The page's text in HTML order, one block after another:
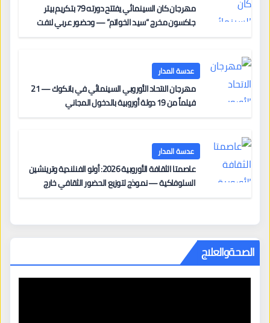
مهرجان كان السينمائي يفتتح دورته 79 بتكريم بيتر
جاكسون مخرج “سيد الخواتم” — وحضور عربي لافت
عدسة المدار
مهرجان الاتحاد الأوروبي السينمائي في بانكوك — 21
فيلماً من 19 دولة أوروبية بالدخول المجاني
عدسة المدار
عاصمتا الثقافة الأوروبية 2026: أولو الفنلندية وترينشين
السلوفاكية — نموذج لتوزيع الحضور الثقافي خارج
الصحةوالعلاج